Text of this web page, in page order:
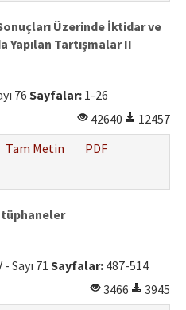
Üzerinde İktidar ve
Yapılan Tartışmalar II
76 Sayfalar: 1-26
42640
12457
Tam Metin
PDF
Sayı 71 Sayfalar: 487-514
3466
3945